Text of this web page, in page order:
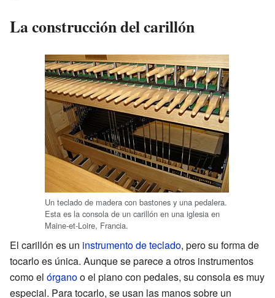
La construcción del carillón
Un teclado de madera con bastones y una pedalera.
Esta es la consola de un carillón en una iglesia en
Maine-et-Loire, Francia.
El carillón es un instrumento de teclado, pero su forma de
tocarlo es única. Aunque se parece a otros instrumentos
como el órganoo el piano con pedales, su consola es muy
especial. Para tocarlo, se usan las manos sobre un